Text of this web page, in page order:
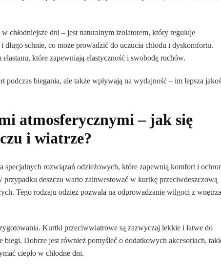
chłodniejsze dni – jest naturalnym izolatorem, który reguluje
długo schnie, co może prowadzić do uczucia chłodu i dyskomfortu.
które zapewniają elastyczność i swobodę ruchów.
biegania, ale także wpływają na wydajność – im lepsza
atmosferycznymi – jak się
i wiatrze?
specjalnych rozwiązań odzieżowych, które zapewnią komfort i
deszczu warto zainwestować w kurtkę przeciwdeszczową
Tego rodzaju odzież pozwala na odprowadzanie wilgoci z
Kurtki przeciwwiatrowe są zazwyczaj lekkie i łatwe do
biegi. Dobrze jest również pomyśleć o dodatkowych akcesoriach,
ciepło w chłodne dni.